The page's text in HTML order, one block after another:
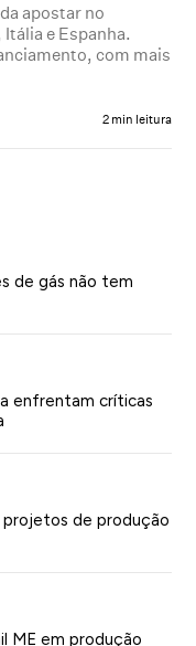
apostar no
e Espanha.
com mais
2 min leitura
de gás não tem
enfrentam críticas
projetos de produção
ME em produção